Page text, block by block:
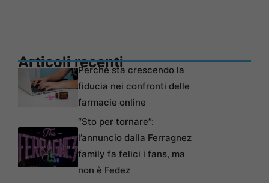
Articoli recentiPerché sta crescendo la
fiducia nei confronti delle
farmacie online
“Sto per tornare”:
l’annuncio dalla Ferragnez
family fa felici i fans, ma
non è Fedez